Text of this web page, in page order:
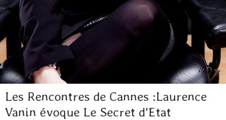
Les Rencontres de Cannes :Laurence
Vanin évoque Le Secret d'Etat